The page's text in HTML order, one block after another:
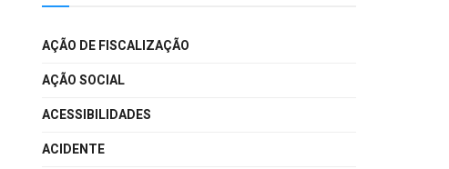
AÇÃO DE FISCALIZAÇÃO
AÇÃO SOCIAL
ACESSIBILIDADES
ACIDENTE